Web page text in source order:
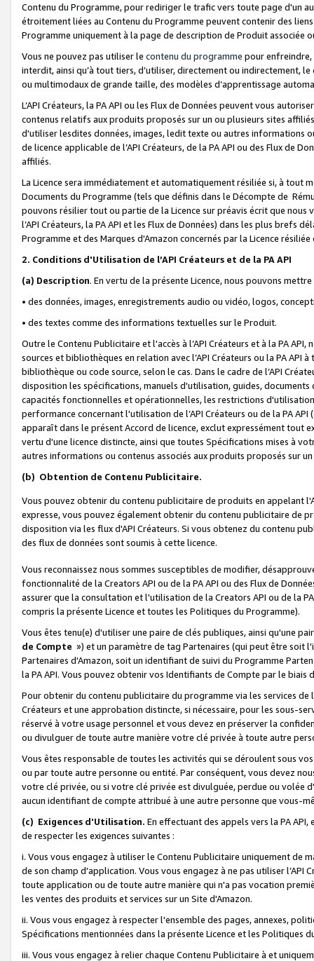
Contenu du Programme, pour rediriger le trafic vers toute page d'un
étroitement liées au Contenu du Programme peuvent contenir des
Programme uniquement à la page de description de Produit associée
Vous ne pouvez pas utiliser le contenu du programme pour
interdit, ainsi qu’à tout tiers, d’utiliser, directement ou indirectement,
ou multimodaux de grande taille, des modèles d’apprentissage
L’API Créateurs, la PA API ou les Flux de Données peuvent vous
contenus relatifs aux produits proposés sur un ou plusieurs sites
d'utiliser lesdites données, images, ledit texte ou autres informations
de licence applicable de l’API Créateurs, de la PA API ou des Flux de
affiliés.
La Licence sera immédiatement et automatiquement résiliée si, à
Documents du Programme (tels que définis dans le Décompte de
pouvons résilier tout ou partie de la Licence sur préavis écrit que
l’API Créateurs, la PA API et les Flux de Données) dans les plus
Programme et des Marques d'Amazon concernés par la Licence
2. Conditions d'Utilisation de l’API Créateurs et de la PA API
(a) Description. En vertu de la présente Licence, nous pouvons
• des données, images, enregistrements audio ou vidéo, logos,
• des textes comme des informations textuelles sur le Produit.
Outre le Contenu Publicitaire et l'accès à l’API Créateurs et à la PA
sources et bibliothèques en relation avec l’API Créateurs ou la PA
bibliothèque ou code source, selon le cas. Dans le cadre de l’API
disposition les spécifications, manuels d'utilisation, guides,
capacités fonctionnelles et opérationnelles, les restrictions
performance concernant l'utilisation de l’API Créateurs ou de la PA
apparaît dans le présent Accord de licence, exclut expressément tout
vertu d'une licence distincte, ainsi que toutes Spécifications mises à
autres informations ou contenus associés aux produits proposés sur
(b) Obtention de Contenu Publicitaire.
Vous pouvez obtenir du contenu publicitaire de produits en appelant
expresse, vous pouvez également obtenir du contenu publicitaire de
disposition via les flux d'API Créateurs. Si vous obtenez du contenu
des flux de données sont soumis à cette licence.
Vous reconnaissez nous sommes susceptibles de modifier,
fonctionnalité de la Creators API ou de la PA API ou des Flux de
assurer que la consultation et l'utilisation de la Creators API ou de la
compris la présente Licence et toutes les Politiques du Programme).
Vous êtes tenu(e) d'utiliser une paire de clés publiques, ainsi qu'une
de Compte ») et un paramètre de tag Partenaires (qui peut être soit
Partenaires d'Amazon, soit un identifiant de suivi du Programme
la PA API. Vous pouvez obtenir vos Identifiants de Compte par le biais
Pour obtenir du contenu publicitaire du programme via les services
Créateurs et une approbation distincte, si nécessaire, pour les sous-
réservé à votre usage personnel et vous devez en préserver la
ou divulguer de toute autre manière votre clé privée à toute autre
Vous êtes responsable de toutes les activités qui se déroulent sous
ou par toute autre personne ou entité. Par conséquent, vous devez
votre clé privée, ou si votre clé privée est divulguée, perdue ou volée
aucun identifiant de compte attribué à une autre personne que vous-
(c) Exigences d'Utilisation. En effectuant des appels vers la PA
de respecter les exigences suivantes :
i. Vous vous engagez à utiliser le Contenu Publicitaire uniquement de
de son champ d'application. Vous vous engagez à ne pas utiliser l’API
toute application ou de toute autre manière qui n'a pas vocation
les ventes des produits et services sur un Site d'Amazon.
ii. Vous vous engagez à respecter l'ensemble des pages, annexes,
Spécifications mentionnées dans la présente Licence et les Politiques
iii. Vous vous engagez à relier chaque Contenu Publicitaire à et